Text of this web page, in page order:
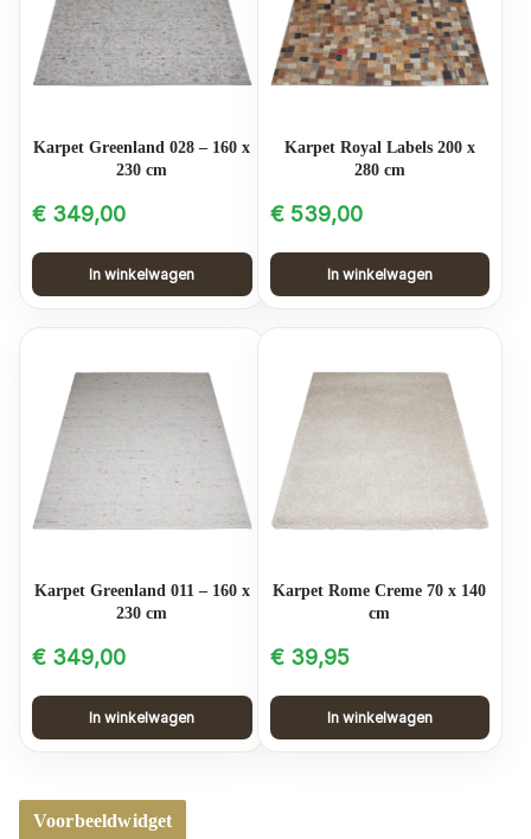
Karpet Greenland 028 – 160 x
230 cm
€ 349,00
In winkelwagen
Karpet Royal Labels 200 x
280 cm
€539,00
In winkelwagen
Karpet Greenland 011 – 160 x
230 cm
€ 349,00
In winkelwagen
Karpet Rome Creme 70 x 140
cm
€39,95
In winkelwagen
Voorbeeldwidget